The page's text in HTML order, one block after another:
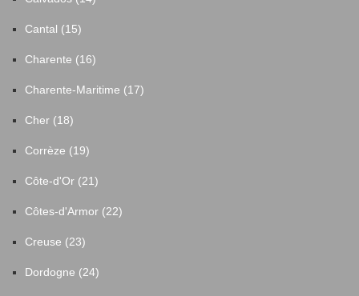
Cantal (15)
Charente (16)
Charente-Maritime (17)
Cher (18)
Corrèze (19)
Côte-d'Or (21)
Côtes-d'Armor (22)
Creuse (23)
Dordogne (24)